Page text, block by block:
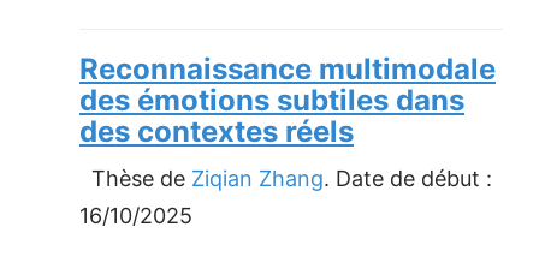
Reconnaissance multimodale
des émotions subtiles dans
des contextes réels
Thèse de Ziqian Zhang. Date de début :
16/10/2025